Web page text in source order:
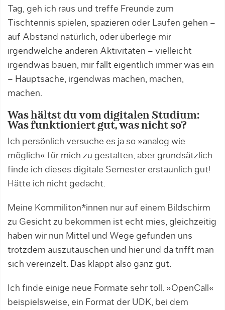
Tag, geh ich raus und treffe Freunde zum
Tischtennis spielen, spazieren oder Laufen gehen –
auf Abstand natürlich, oder überlege mir
irgendwelche anderen Aktivitäten – vielleicht
irgendwas bauen, mir fällt eigentlich immer was ein
– Hauptsache, irgendwas machen, machen,
machen.
Was hältst du vom digitalen Studium:
Was funktioniert gut, was nicht so?
Ich persönlich versuche es ja so »analog wie
möglich« für mich zu gestalten, aber grundsätzlich
finde ich dieses digitale Semester erstaunlich gut!
Hätte ich nicht gedacht.
Meine Kommiliton*innen nur auf einem Bildschirm
zu Gesicht zu bekommen ist echt mies, gleichzeitig
haben wir nun Mittel und Wege gefunden uns
trotzdem auszutauschen und hier und da trifft man
sich vereinzelt. Das klappt also ganz gut.
Ich finde einige neue Formate sehr toll. »OpenCall«
beispielsweise, ein Format der UDK, bei dem